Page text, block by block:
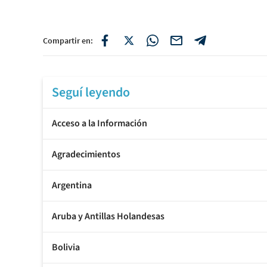
Compartir en:
Seguí leyendo
Acceso a la Información
Agradecimientos
Argentina
Aruba y Antillas Holandesas
Bolivia